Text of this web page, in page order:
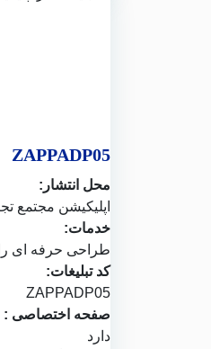
ZAPPADP05
محل انتشار:
اپلیکیشن مجتمع
خدمات:
طراحی حرفه ای
کد تبلیغات:
ZAPPADP05
صفحه اختصاصی :
دارد